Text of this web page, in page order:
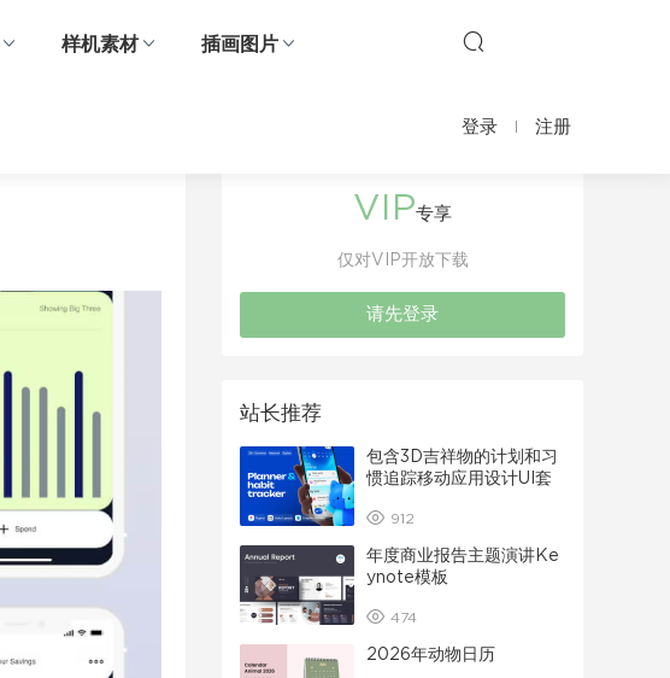
样机素材 插画图片
登录 注册
VIP专享
仅对VIP开放下载
请先登录
站长推荐
包含3D吉祥物的计划和习
惯追踪移动应用设计UI套
912
年度商业报告主题演讲Ke
ynote模板
474
2026年动物日历